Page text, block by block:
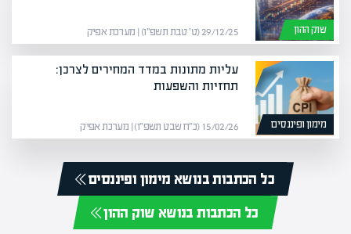
שוק ההון 29/12/25 (ט׳ טבת תשפ״ו) | מערכת אפיק
מימון ופיננסים
עליות מתונות במדד המחירים לצרכן:
תחזיות והשפעות
15/02/26 (כ״ח שבט תשפ״ו) | מערכת אפיק
כל הכתבות בנושא מימון ופיננסים
כל הכתבות בנושא שוק ההון